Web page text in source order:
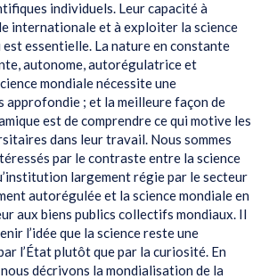
individuels. Leur capacité à
internationale et à exploiter la science
est essentielle. La nature en constante
autonome, autorégulatrice et
mondiale nécessite une
approfondie ; et la meilleure façon de
est de comprendre ce qui motive les
dans leur travail. Nous sommes
par le contraste entre la science
largement régie par le secteur
autorégulée et la science mondiale en
aux biens publics collectifs mondiaux. Il
l’idée que la science reste une
l’État plutôt que par la curiosité. En
décrivons la mondialisation de la